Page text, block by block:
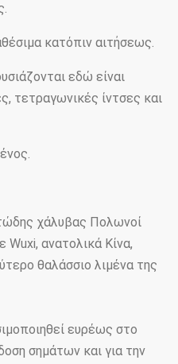
κατόπιν αιτήσεως.
εδώ είναι
τετραγωνικές ίντσες και
χάλυβας Πολωνοί
ανατολικά Κίνα,
θαλάσσιο λιμένα της
ευρέως στο
σημάτων και για την